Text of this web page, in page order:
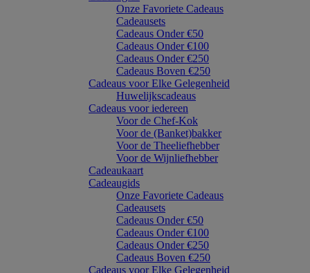
Onze Favoriete Cadeaus
Cadeausets
Cadeaus Onder €50
Cadeaus Onder €100
Cadeaus Onder €250
Cadeaus Boven €250
Cadeaus voor Elke Gelegenheid
Huwelijkscadeaus
Cadeaus voor iedereen
Voor de Chef-Kok
Voor de (Banket)bakker
Voor de Theeliefhebber
Voor de Wijnliefhebber
Cadeaukaart
Cadeaugids
Onze Favoriete Cadeaus
Cadeausets
Cadeaus Onder €50
Cadeaus Onder €100
Cadeaus Onder €250
Cadeaus Boven €250
Cadeaus voor Elke Gelegenheid